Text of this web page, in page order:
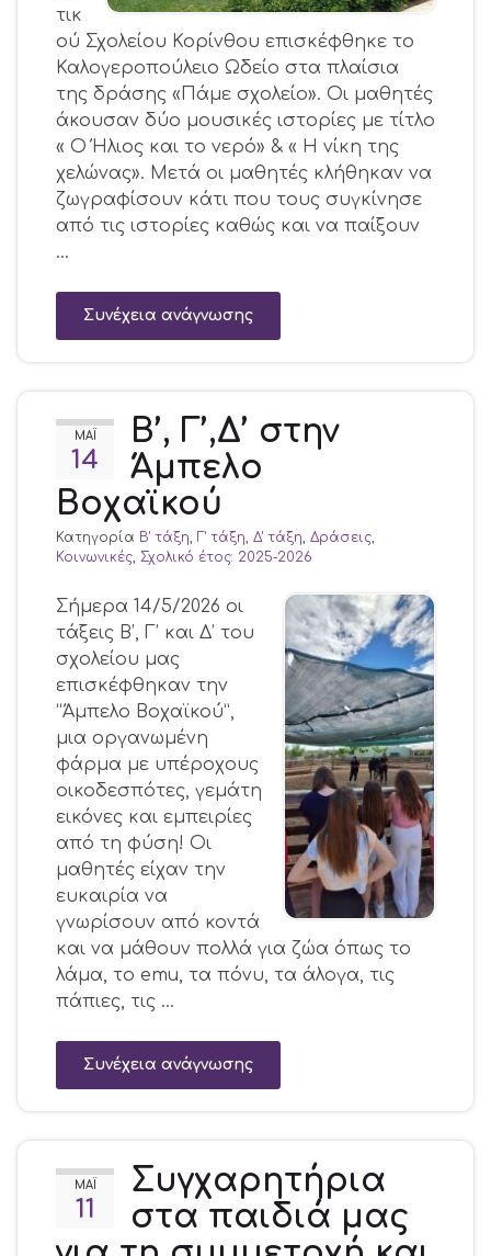
τικ
ού Σχολείου Κορίνθου επισκέφθηκε το
Καλογεροπούλειο Ωδείο στα πλαίσια
της δράσης «Πάμε σχολείο». Οι μαθητές
άκουσαν δύο μουσικές ιστορίες με τίτλο
« Ο Ήλιος και το νερό» & « Η νίκη της
χελώνας». Μετά οι μαθητές κλήθηκαν να
ζωγραφίσουν κάτι που τους συγκίνησε
από τις ιστορίες καθώς και να παίξουν
…
Συνέχεια ανάγνωσης
ΜΆΙ
14
Β’, Γ’,Δ’ στην
Άμπελο
Βοχαϊκού
Κατηγορία Β' τάξη, Γ' τάξη, Δ' τάξη, Δράσεις,
Κοινωνικές, Σχολικό έτος: 2025-2026
Σήμερα 14/5/2026 οι
τάξεις Β’, Γ’ και Δ’ του
σχολείου μας
επισκέφθηκαν την
“Άμπελο Βοχαϊκού”,
μια οργανωμένη
φάρμα με υπέροχους
οικοδεσπότες, γεμάτη
εικόνες και εμπειρίες
από τη φύση! Οι
μαθητές είχαν την
ευκαιρία να
γνωρίσουν από κοντά
και να μάθουν πολλά για ζώα όπως το
λάμα, το emu, τα πόνυ, τα άλογα, τις
πάπιες, τις …
Συνέχεια ανάγνωσης
ΜΆΙ
11
Συγχαρητήρια
στα παιδιά μας